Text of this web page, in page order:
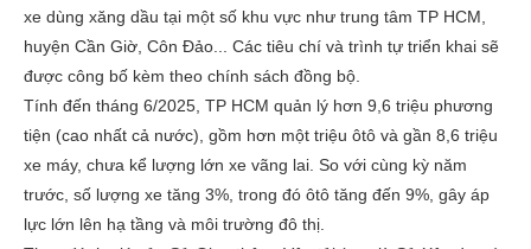
xe dùng xăng dầu tại một số khu vực như trung tâm TP HCM,
huyện Cần Giờ, Côn Đảo... Các tiêu chí và trình tự triển khai sẽ
được công bố kèm theo chính sách đồng bộ.
Tính đến tháng 6/2025, TP HCM quản lý hơn 9,6 triệu phương
tiện (cao nhất cả nước), gồm hơn một triệu ôtô và gần 8,6 triệu
xe máy, chưa kể lượng lớn xe vãng lai. So với cùng kỳ năm
trước, số lượng xe tăng 3%, trong đó ôtô tăng đến 9%, gây áp
lực lớn lên hạ tầng và môi trường đô thị.